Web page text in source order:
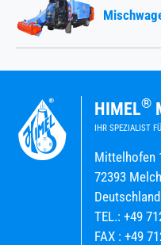
HIMEL®
IHR SPEZIALIST
Mittelhofen
72393
Deutschland
TEL.: +49
FAX : +49